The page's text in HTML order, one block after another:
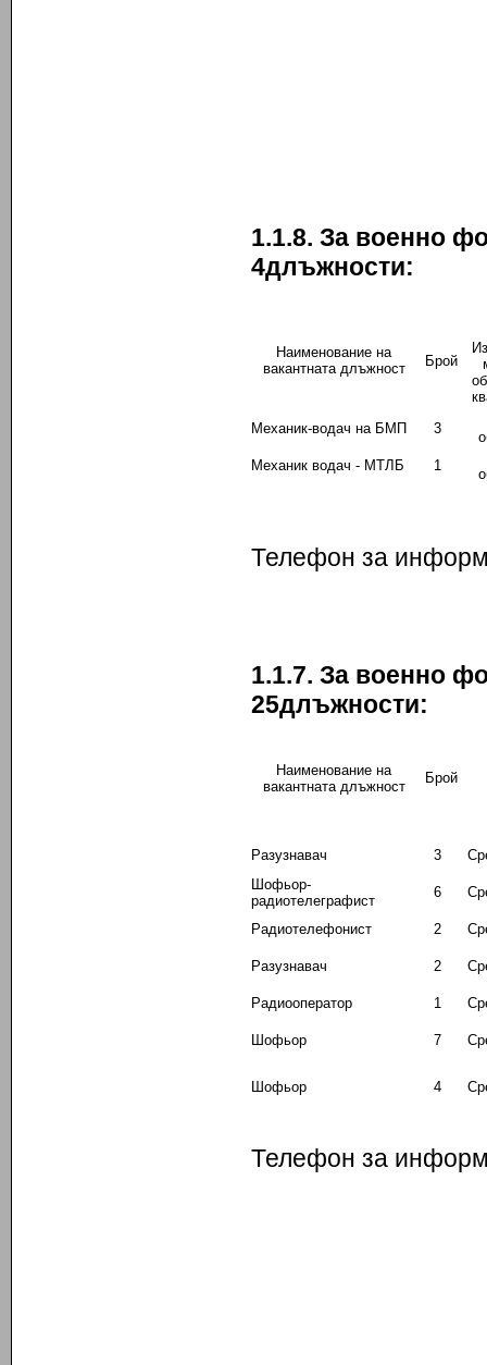
1.1.8. За военно
4длъжности:
Наименование на
вакантната длъжност
Брой
Механик-водач на БМП
3
Механик водач - МТЛБ
1
Телефон за
1.1.7. За военно
25длъжности:
Наименование на
вакантната длъжност
Брой
Разузнавач 3
Шофьор-
радиотелеграфист
6
Радиотелефонист 2
Разузнавач 2
Радиооператор 1
Шофьор 7
Шофьор 4
Телефон за